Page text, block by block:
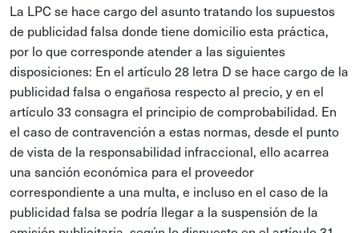
La LPC se hace cargo del asunto tratando los supuestos
de publicidad falsa donde tiene domicilio esta práctica,
por lo que corresponde atender a las siguientes
disposiciones: En el artículo 28 letra D se hace cargo de la
publicidad falsa o engañosa respecto al precio, y en el
artículo 33 consagra el principio de comprobabilidad. En
el caso de contravención a estas normas, desde el punto
de vista de la responsabilidad infraccional, ello acarrea
una sanción económica para el proveedor
correspondiente a una multa, e incluso en el caso de la
publicidad falsa se podría llegar a la suspensión de la